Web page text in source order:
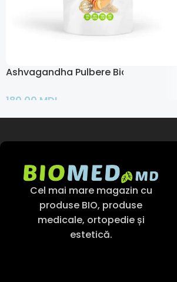
Ashvagandha Pulbere Bio
180,00 MDL
Citește Mai Mult
Cel mai mare magazin cu
produse BIO, produse
medicale, ortopedie și
estetică.